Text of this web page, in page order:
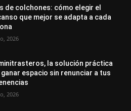
de colchones: cómo elegir el
que mejor se adapta a cada
2026
la solución práctica
ganar espacio sin renunciar a tus
2026